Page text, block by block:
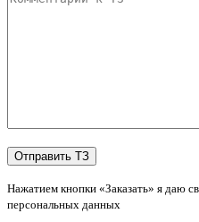
Нажатием кнопки «Заказать» я даю
персональных данных